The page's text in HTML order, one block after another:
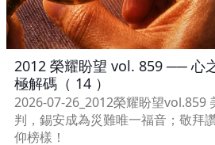
2012 榮耀盼望 vol. 859 ── 心
極解碼（ 14 ）
2026-07-26_2012榮耀盼望vol.859
判，錫安成為災難唯一福音；敬拜
仰榜樣！